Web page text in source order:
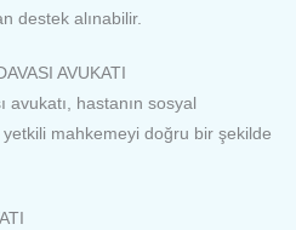
destek alınabilir.
AVUKATI
avukatı, hastanın sosyal
mahkemeyi doğru bir şekilde